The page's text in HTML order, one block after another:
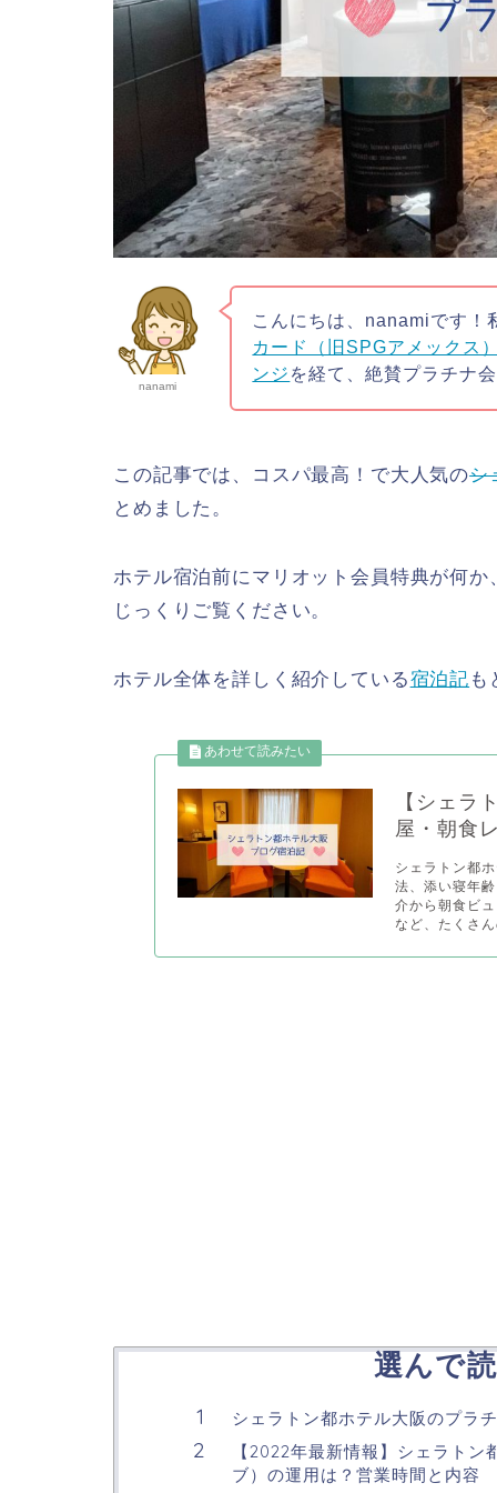
nanami
こんにちは、nanamiです！
カード（旧SPGアメックス
ンジ を経て、絶賛プラチナ
この記事では、コスパ最高！で大人気のシ
とめました。
ホテル宿泊前にマリオット会員特典が何
じっくりご覧ください。
ホテル全体を詳しく紹介している宿泊記 も
【シェラ
屋・朝食
シェラトン都
法、添い寝年
介から朝食ビ
など、たくさ
選んで
シェラトン都ホテル大阪のプラ
【2022年最新情報】シェラト
ブ）の運用は？営業時間と内容